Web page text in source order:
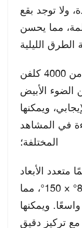
ولا توجد بقع
مما يحسن
تتراوح درجة حرارة اللون من 4000 كلفن
من الضوء الأبيض
ويمكنها
في المشاهد
المختلفة؛
متعدد الأبعاد
بزاوية 60°/90° × 120°/80° × 150°، مما
ويمكنها
تركيز دقيق